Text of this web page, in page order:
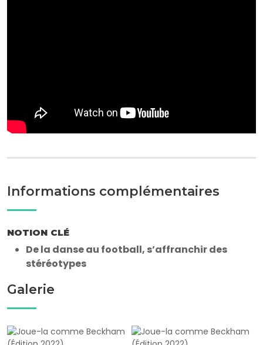
Informations complémentaires
NOTION CLÉ
De la danse au football, s’affranchir des
stéréotypes
Galerie